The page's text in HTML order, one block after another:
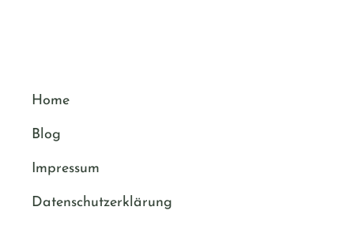
Home
Blog
Impressum
Datenschutzerklärung